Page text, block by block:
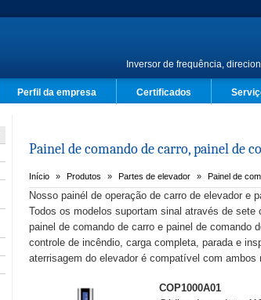
Inversor de frequência,
Perfil da empresa Certificados
Painel de comando de carro, painel de
Início Produtos Partes de elevador Painel de
Nosso painél de operação de carro de elevador e
Todos os modelos suportam sinal através de
painel de comando de carro e painel de comando
controle de incêndio, carga completa, parada e
aterrisagem do elevador é compatível com
COP1000A01